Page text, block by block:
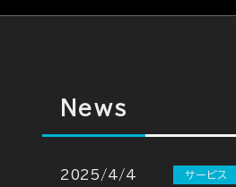
News
2025/4/4 サービス